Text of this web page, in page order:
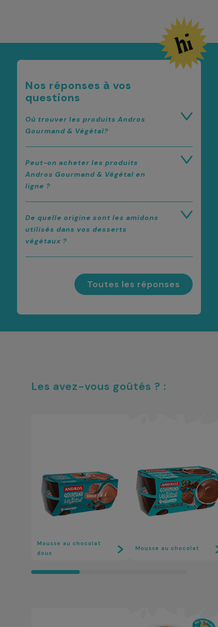
Nos réponses à vos
questions
Où trouver les produits Andros
Gourmand & Végétal?
Peut-on acheter les produits
Andros Gourmand & Végétal en
ligne ?
De quelle origine sont les amidons
utilisés dans vos desserts
végétaux ?
Toutes les réponses
Les avez-vous goûtés ? :
Mousse au chocolat
doux
Mousse au chocolat